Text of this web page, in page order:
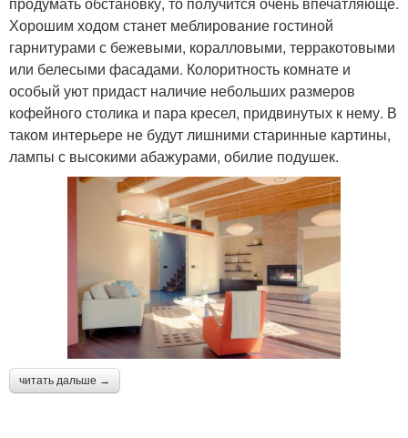
Хорошим ходом станет меблирование гостиной
гарнитурами с бежевыми, коралловыми, терракотовыми
или белесыми фасадами. Колоритность комнате и
особый уют придаст наличие небольших размеров
кофейного столика и пара кресел, придвинутых к нему. В
таком интерьере не будут лишними старинные картины,
лампы с высокими абажурами, обилие подушек.
читать дальше →